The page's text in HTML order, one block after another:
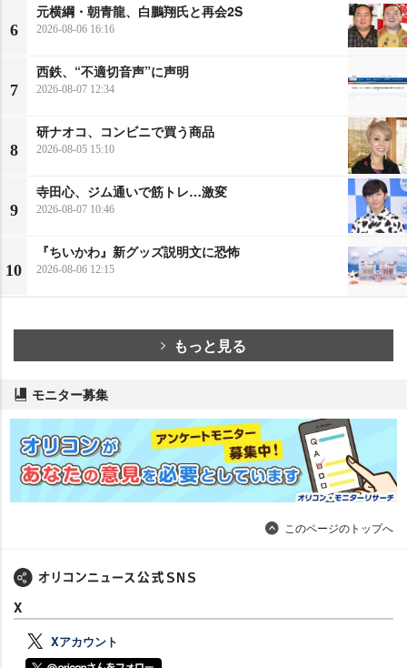
6
元横綱・朝青龍、白鵬翔氏と再会2S
2026-08-06 16:16
7
西鉄、“不適切音声”に声明
2026-08-07 12:34
8
研ナオコ、コンビニで買う商品
2026-08-05 15:10
9
寺田心、ジム通いで筋トレ…激変
2026-08-07 10:46
10
『ちいかわ』新グッズ説明文に恐怖
2026-08-06 12:15
もっと見る
モニター募集
このページのトップへ
X
Xアカウント